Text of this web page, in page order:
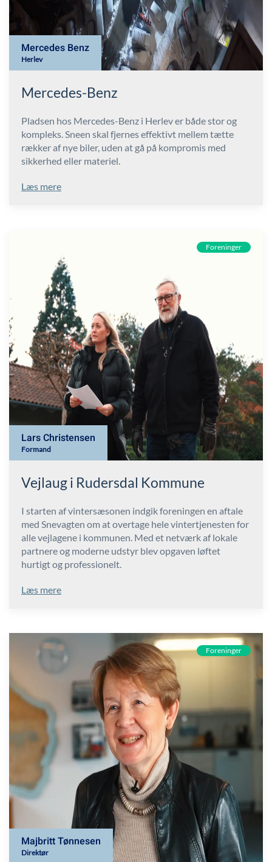
Mercedes Benz
Herlev
Mercedes-Benz
Pladsen hos Mercedes-Benz i Herlev er både stor og
kompleks. Sneen skal fjernes effektivt mellem tætte
rækker af nye biler, uden at gå på kompromis med
sikkerhed eller materiel.
Læs mere
Foreninger
Lars Christensen
Formand
Vejlaug i Rudersdal Kommune
I starten af vintersæsonen indgik foreningen en aftale
med Snevagten om at overtage hele vintertjenesten for
alle vejlagene i kommunen. Med et netværk af lokale
partnere og moderne udstyr blev opgaven løftet
hurtigt og professionelt.
Læs mere
Foreninger
Majbritt Tønnesen
Direktør